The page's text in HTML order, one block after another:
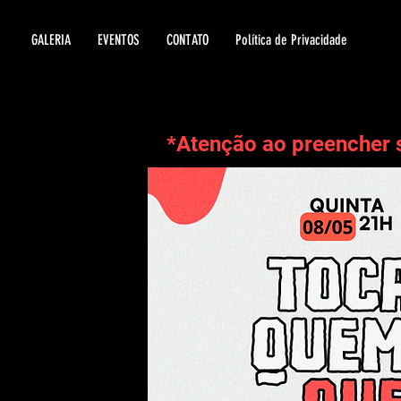
GALERIA EVENTOS CONTATO Política de Privacidade
*Atenção ao